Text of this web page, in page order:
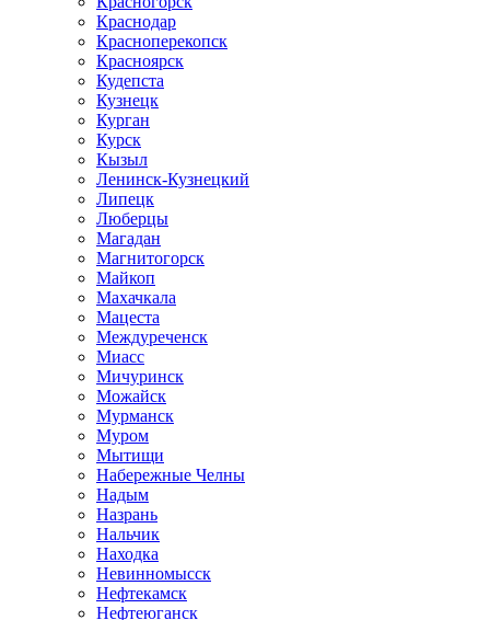
Краснодар
Красноперекопск
Красноярск
Кудепста
Кузнецк
Курган
Курск
Кызыл
Ленинск-Кузнецкий
Липецк
Люберцы
Магадан
Магнитогорск
Майкоп
Махачкала
Мацеста
Междуреченск
Миасс
Мичуринск
Можайск
Мурманск
Муром
Мытищи
Набережные Челны
Надым
Назрань
Нальчик
Находка
Невинномысск
Нефтекамск
Нефтеюганск